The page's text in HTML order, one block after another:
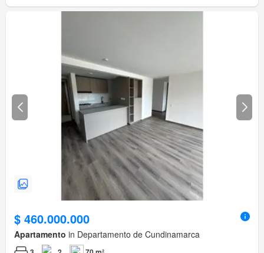
$ 460.000.000
Apartamento in Departamento de Cundinamarca